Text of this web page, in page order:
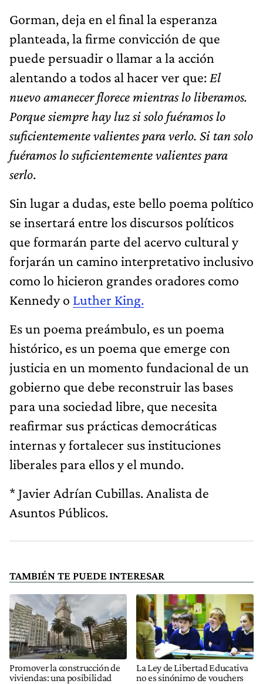
Gorman, deja en el final la esperanza
planteada, la firme convicción de que
puede persuadir o llamar a la acción
alentando a todos al hacer ver que: El
nuevo amanecer florece mientras lo liberamos.
Porque siempre hay luz si solo fuéramos lo
suficientemente valientes para verlo. Si tan solo
fuéramos lo suficientemente valientes para
serlo.
Sin lugar a dudas, este bello poema político
se insertará entre los discursos políticos
que formarán parte del acervo cultural y
forjarán un camino interpretativo inclusivo
como lo hicieron grandes oradores como
Kennedy o Luther King.
Es un poema preámbulo, es un poema
histórico, es un poema que emerge con
justicia en un momento fundacional de un
gobierno que debe reconstruir las bases
para una sociedad libre, que necesita
reafirmar sus prácticas democráticas
internas y fortalecer sus instituciones
liberales para ellos y el mundo.
* Javier Adrían Cubillas. Analista de
Asuntos Públicos.
TAMBIÉN TE PUEDE INTERESAR
Promover la construcción de
viviendas: una posibilidad
La Ley de Libertad Educativa
no es sinónimo de vouchers